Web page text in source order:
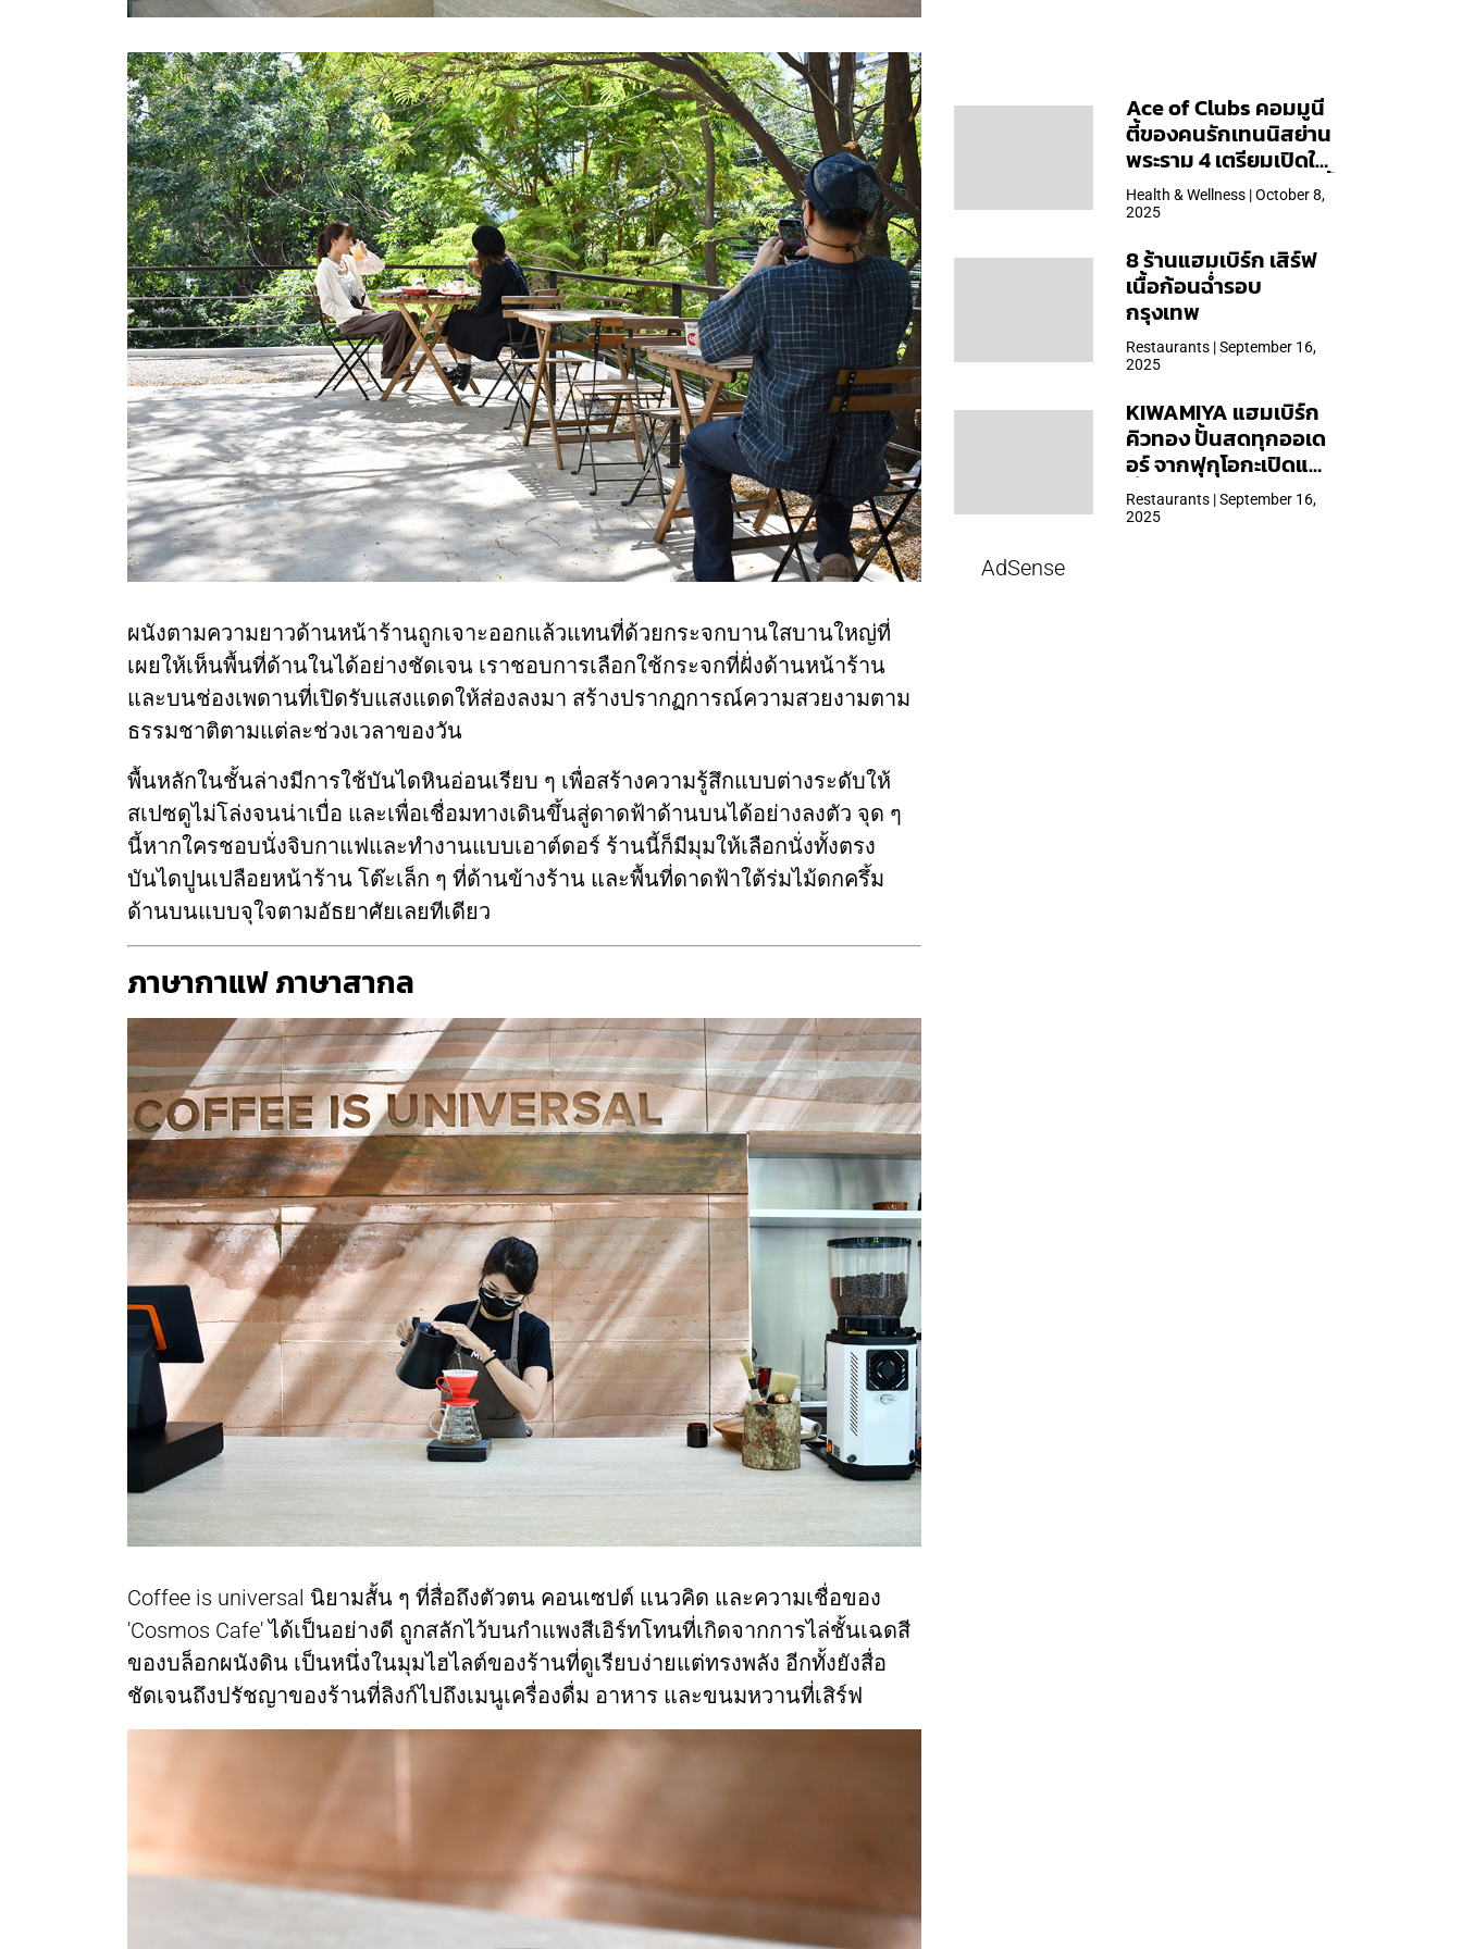
ผนังตามความยาวด้านหน้าร้านถูกเจาะออกแล้วแทนที่ด้วยกระจกบานใสบานใหญ่ที่
เผยให้เห็นพื้นที่ด้านในได้อย่างชัดเจน เราชอบการเลือกใช้กระจกที่ฝั่งด้านหน้าร้าน
และบนช่องเพดานที่เปิดรับแสงแดดให้ส่องลงมา สร้างปรากฏการณ์ความสวยงามตาม
ธรรมชาติตามแต่ละช่วงเวลาของวัน
พื้นหลักในชั้นล่างมีการใช้บันไดหินอ่อนเรียบ ๆ เพื่อสร้างความรู้สึกแบบต่างระดับให้
สเปซดูไม่โล่งจนน่าเบื่อ และเพื่อเชื่อมทางเดินขึ้นสู่ดาดฟ้าด้านบนได้อย่างลงตัว จุด ๆ
นี้หากใครชอบนั่งจิบกาแฟและทำงานแบบเอาต์ดอร์ ร้านนี้ก็มีมุมให้เลือกนั่งทั้งตรง
บันไดปูนเปลือยหน้าร้าน โต๊ะเล็ก ๆ ที่ด้านข้างร้าน และพื้นที่ดาดฟ้าใต้ร่มไม้ดกครึ้ม
ด้านบนแบบจุใจตามอัธยาศัยเลยทีเดียว
ภาษากาแฟ ภาษาสากล
Coffee is universal นิยามสั้น ๆ ที่สื่อถึงตัวตน คอนเซปต์ แนวคิด และความเชื่อของ
'Cosmos Cafe' ได้เป็นอย่างดี ถูกสลักไว้บนกำแพงสีเอิร์ทโทนที่เกิดจากการไล่ชั้นเฉดสี
ของบล็อกผนังดิน เป็นหนึ่งในมุมไฮไลต์ของร้านที่ดูเรียบง่ายแต่ทรงพลัง อีกทั้งยังสื่อ
ชัดเจนถึงปรัชญาของร้านที่ลิงก์ไปถึงเมนูเครื่องดื่ม อาหาร และขนมหวานที่เสิร์ฟ
Ace of Clubs คอมมูนี
ตี้ของคนรักเทนนิสย่าน
พระราม 4 เตรียมเปิดให้
บริการวันแรก 19 ต.ค. นี้
Health & Wellness | October 8,
2025
8 ร้านแฮมเบิร์ก เสิร์ฟ
เนื้อก้อนฉ่ำรอบ
กรุงเทพ
Restaurants | September 16,
2025
KIWAMIYA แฮมเบิร์ก
คิวทอง ปั้นสดทุกออเด
อร์ จากฟุกุโอกะเปิดแล้ว
ที่ Central Park
Restaurants | September 16,
2025
AdSense